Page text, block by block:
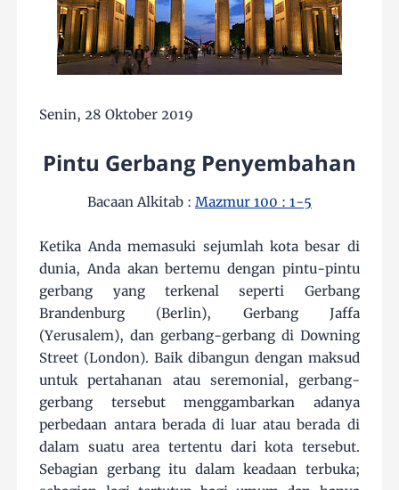
Senin, 28 Oktober 2019
Pintu Gerbang Penyembahan
Bacaan Alkitab : Mazmur 100 : 1-5
Ketika Anda memasuki sejumlah kota besar di
dunia, Anda akan bertemu dengan pintu-pintu
gerbang yang terkenal seperti Gerbang
Brandenburg (Berlin), Gerbang Jaffa
(Yerusalem), dan gerbang-gerbang di Downing
Street (London). Baik dibangun dengan maksud
untuk pertahanan atau seremonial, gerbang-
gerbang tersebut menggambarkan adanya
perbedaan antara berada di luar atau berada di
dalam suatu area tertentu dari kota tersebut.
Sebagian gerbang itu dalam keadaan terbuka;